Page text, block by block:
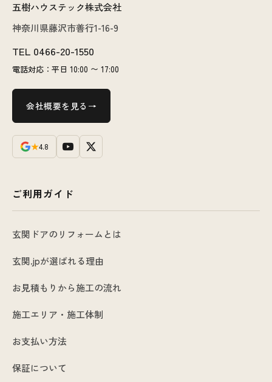
五樹ハウステック株式会社
神奈川県藤沢市善行1-16-9
TEL 0466-20-1550
電話対応：平日 10:00 〜 17:00
会社概要を見る
★4.8
ご利用ガイド
玄関ドアのリフォームとは
玄関.jpが選ばれる理由
お見積もりから施工の流れ
施工エリア・施工体制
お支払い方法
保証について